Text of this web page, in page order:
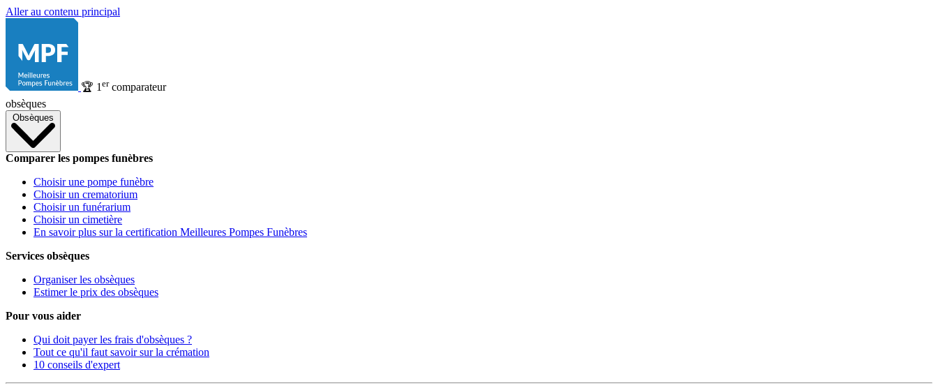
Aller au contenu principal
🏆 1 ercomparateur
obsèques
Obsèques
Comparer les pompes funèbres
Choisir une pompe funèbre
Choisir un crematorium
Choisir un funérarium
Choisir un cimetière
En savoir plus sur la certification Meilleures Pompes Funèbres
Services obsèques
Organiser les obsèques
Estimer le prix des obsèques
Pour vous aider
Qui doit payer les frais d'obsèques ?
Tout ce qu'il faut savoir sur la crémation
10 conseils d'expert